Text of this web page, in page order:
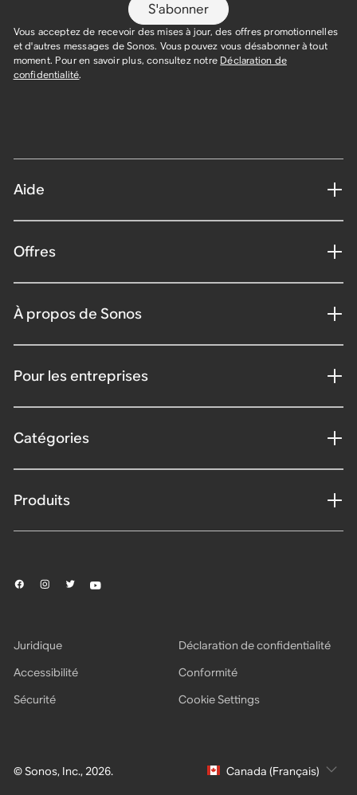
S'abonner
Vous acceptez de recevoir des mises à jour, des offres promotionnelles
et d'autres messages de Sonos. Vous pouvez vous désabonner à tout
moment. Pour en savoir plus, consultez notre Déclaration de
confidentialité.
Aide
Offres
À propos de Sonos
Pour les entreprises
Catégories
Produits
© Sonos, Inc., 2026.
Juridique
Déclaration de confidentialité
Accessibilité
Conformité
Sécurité
Cookie Settings
Canada (Français)